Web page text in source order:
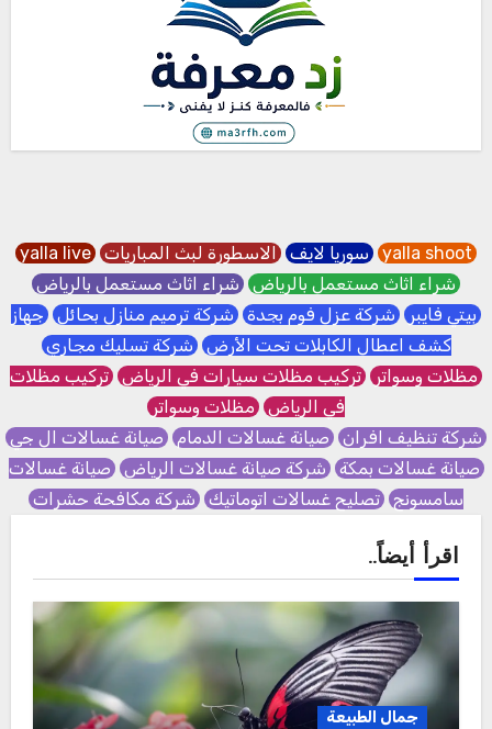
yalla shoot سوريا لايف الاسطورة لبث المباريات yalla live
شراء اثاث مستعمل بالرياض شراء اثاث مستعمل بالرياض
بيتي فايبر شركة عزل فوم بجدة شركة ترميم منازل بحائل جهاز
كشف اعطال الكابلات تحت الأرض شركة تسليك مجاري
مظلات وسواتر تركيب مظلات سيارات في الرياض تركيب مظلات
في الرياض مظلات وسواتر
شركة تنظيف افران صيانة غسالات الدمام صيانة غسالات ال جي
صيانة غسالات بمكة شركة صيانة غسالات الرياض صيانة غسالات
سامسونج تصليح غسالات اتوماتيك شركة مكافحة حشرات
اقرأ أيضاً..
جمال الطبيعة